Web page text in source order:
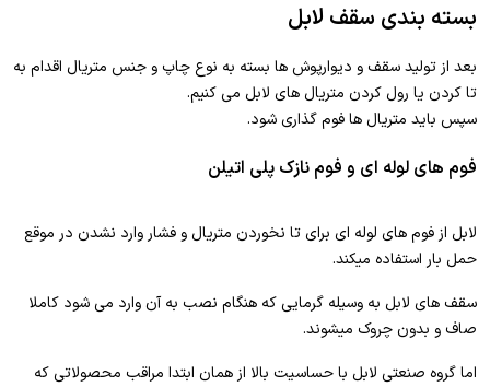
بسته بندی سقف لابل
بعد از تولید سقف و دیوارپوش ها بسته به نوع چاپ و جنس متریال اقدام به
تا کردن یا رول کردن متریال های لابل می کنیم.
سپس باید متریال ها فوم گذاری شود.
فوم های لوله ای و فوم نازک پلی اتیلن
لابل از فوم های لوله ای برای تا نخوردن متریال و فشار وارد نشدن در موقع
حمل بار استفاده میکند.
سقف های لابل به وسیله گرمایی که هنگام نصب به آن وارد می شود کاملا
صاف و بدون چروک میشوند.
اما گروه صنعتی لابل با حساسیت بالا از همان ابتدا مراقب محصولاتی که